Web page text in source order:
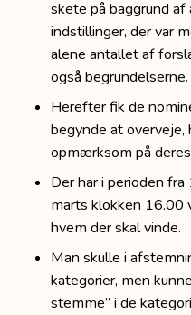
skete på baggrund
indstillinger, der var
alene antallet af
også begrundelserne.
Herefter fik de
begynde at overveje,
opmærksom på
Der har i perioden
marts klokken
hvem der skal vinde.
Man skulle i
kategorier, men
stemme” i de